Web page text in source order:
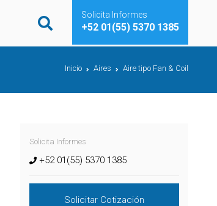
Solicita Informes
+52 01(55) 5370 1385
Inicio Aires Aire tipo Fan & Coil
Solicita Informes
+52 01(55) 5370 1385
Solicitar Cotización